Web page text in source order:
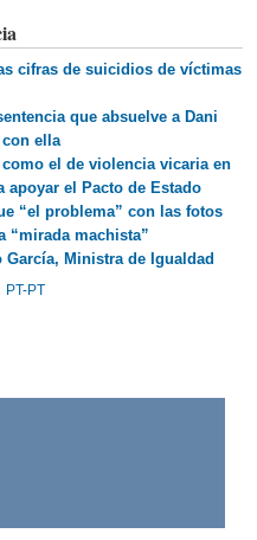
cifras de suicidios de víctimas
que absuelve a Dani
ella
el de violencia vicaria en
el Pacto de Estado
“el problema” con las fotos
“mirada machista”
García, Ministra de Igualdad
PT-PT